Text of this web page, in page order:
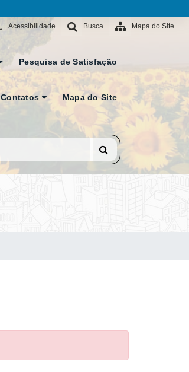
Mapa do Site
Busca
Acessibilidade
Pesquisa de Satisfação
Contatos Mapa do Site